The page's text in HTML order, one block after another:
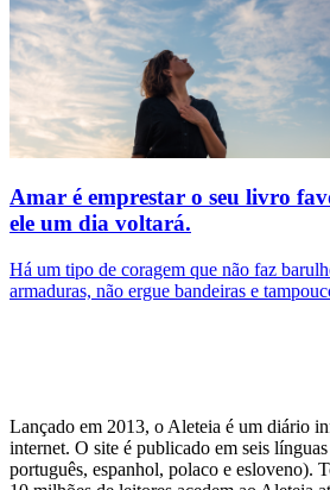
Amar é emprestar o seu livro
ele um dia voltará.
Há um tipo de coragem que não faz
armaduras, não ergue bandeiras e
Lançado em 2013, o Aleteia é um diário
internet. O site é publicado em seis
português, espanhol, polaco e esloveno).